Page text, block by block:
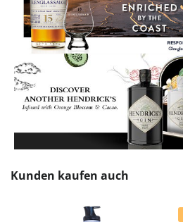
Produktgalerie überspringen
Kunden kaufen auch